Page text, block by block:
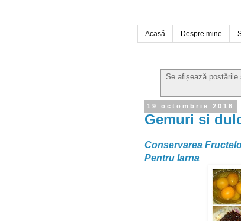
Acasă Despre mine
Se afișează
19 octombrie 2016
Gemuri si
Conservarea
Pentru Iarna